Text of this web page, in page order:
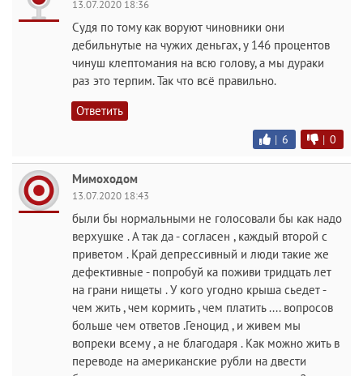
13.07.2020 18:36
Судя по тому как воруют чиновники они
дебильнутые на чужих деньгах, у 146 процентов
чинуш клептомания на всю голову, а мы дураки
раз это терпим. Так что всё правильно.
Ответить
| 6 | 0
Мимоходом
13.07.2020 18:43
были бы нормальными не голосовали бы как надо
верхушке . А так да - согласен , каждый второй с
приветом . Край депрессивный и люди такие же
дефективные - попробуй ка поживи тридцать лет
на грани нищеты . У кого угодно крыша сьедет -
чем жить , чем кормить , чем платить .... вопросов
больше чем ответов .Геноцид , и живем мы
вопреки всему , а не благодаря . Как можно жить в
переводе на американские рубли на двести